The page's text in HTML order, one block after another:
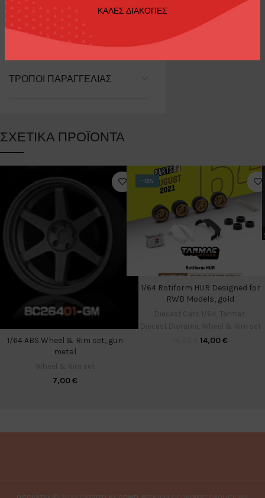
ΚΑΛΕΣ ΔΙΑΚΟΠΕΣ
Brand Mot Hobby
ΤΡΌΠΟΙ ΠΑΡΑΓΓΕΛΊΑΣ
ΣΧΕΤΙΚΆ ΠΡΟΪΌΝΤΑ
1/64 ABS Wheel & Rim set, gun
metal
7,00€
-13%
1/64 Rotiform HUR Designed for
RWB Models, gold
14,00€